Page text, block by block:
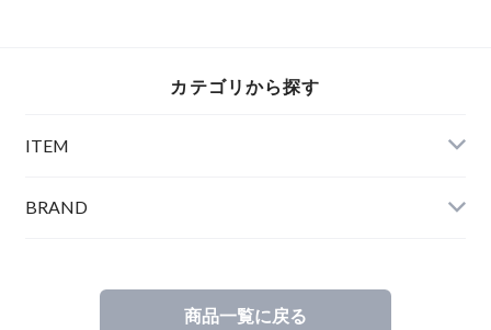
カテゴリから探す
ITEM
BRAND
商品一覧に戻る